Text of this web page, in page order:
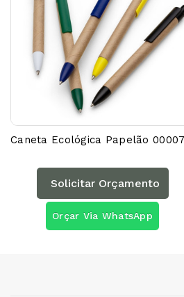
Solicitar Orçamento
Orçar Via WhatsApp